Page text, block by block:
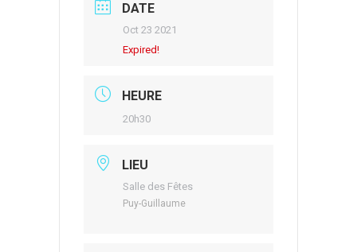
DATE
Oct 23 2021
Expired!
HEURE
20h30
LIEU
Salle des Fêtes
Puy-Guillaume